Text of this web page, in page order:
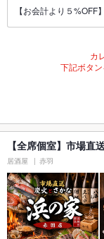
【お会計より５%OFF】
カ
下記ボタ
【全席個室】市場直
居酒屋 赤羽